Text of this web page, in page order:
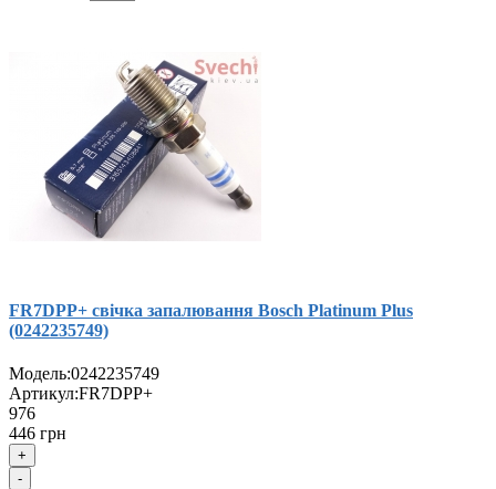
FR7DPP+ свічка запалювання Bosch Platinum Plus
(0242235749)
Модель:0242235749
Артикул:FR7DPP+
976
446 грн
+
-